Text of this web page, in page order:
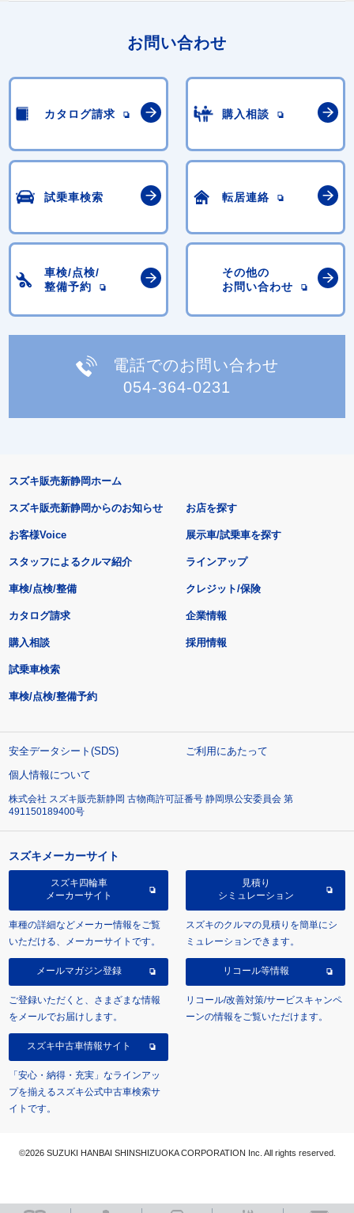
お問い合わせ
カタログ請求 購入相談
試乗車検索 転居連絡
車検/点検/
整備予約
その他の
お問い合わせ
電話でのお問い合わせ
054-364-0231
スズキ販売新静岡ホーム
スズキ販売新静岡からのお知らせ
お客様Voice
スタッフによるクルマ紹介
お店を探す
展示車/試乗車を探す
ラインアップ
車検/点検/整備 クレジット/保険
カタログ請求
購入相談
試乗車検索
車検/点検/整備予約
企業情報
採用情報
安全データシート(SDS)
ご利用にあたって
個人情報について
株式会社 スズキ販売新静岡 古物商許可証番号 静岡県公安委員会 第
491150189400号
スズキメーカーサイト
スズキ四輪車
メーカーサイト
車種の詳細などメーカー情報をご覧
いただける、メーカーサイトです。
見積り
シミュレーション
スズキのクルマの見積りを簡単にシ
ミュレーションできます。
メールマガジン登録
ご登録いただくと、さまざまな情報
をメールでお届けします。
リコール等情報
リコール/改善対策/サービスキャンペ
ーンの情報をご覧いただけます。
スズキ中古車情報サイト
「安心・納得・充実」なラインアッ
プを揃えるスズキ公式中古車検索サ
イトです。
©2026 SUZUKI HANBAI SHINSHIZUOKA CORPORATION Inc. All rights reserved.